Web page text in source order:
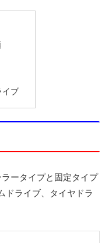
イブ
ータイプと固定タイプ
ドライブ、タイヤドラ